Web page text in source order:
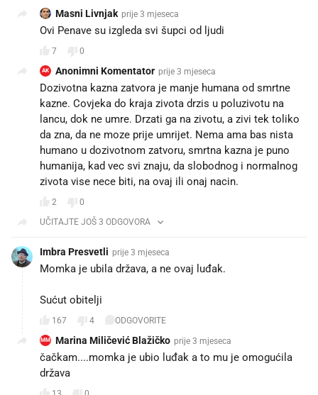
Masni Livnjak prije 3 mjeseca
Ovi Penave su izgleda svi šupci od ljudi
7 0
AK Anonimni Komentator prije 3 mjeseca
Dozivotna kazna zatvora je manje humana od smrtne
kazne. Covjeka do kraja zivota drzis u poluzivotu na
lancu, dok ne umre. Drzati ga na zivotu, a zivi tek toliko
da zna, da ne moze prije umrijet. Nema ama bas nista
humano u dozivotnom zatvoru, smrtna kazna je puno
humanija, kad vec svi znaju, da slobodnog i normalnog
zivota vise nece biti, na ovaj ili onaj nacin.
2
0
UČITAJTE JOŠ 3 ODGOVORA
Imbra Presvetli prije 3 mjeseca
Momka je ubila država, a ne ovaj luđak.
Sućut obitelji
167 4 ODGOVORITE
MM Marina Miličević Blažičko prije 3 mjeseca
čačkam....momka je ubio luđak a to mu je omogućila
država